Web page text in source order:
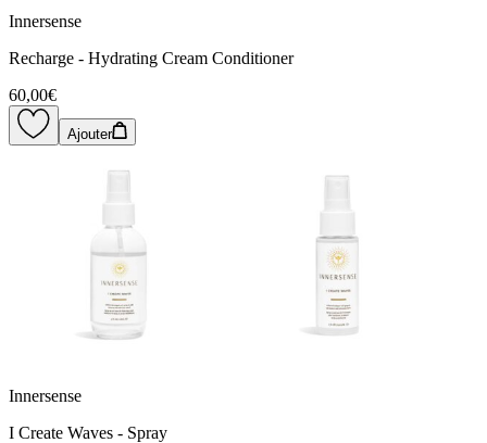
Innersense
Recharge - Hydrating Cream Conditioner
60,00€
Ajouter
Innersense
I Create Waves - Spray